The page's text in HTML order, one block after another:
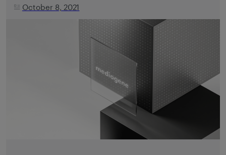
October 8, 2021